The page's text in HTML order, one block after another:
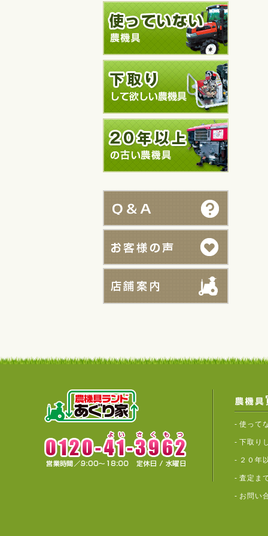
-使って
-下取り
- ２０年
-査定ま
- お問い